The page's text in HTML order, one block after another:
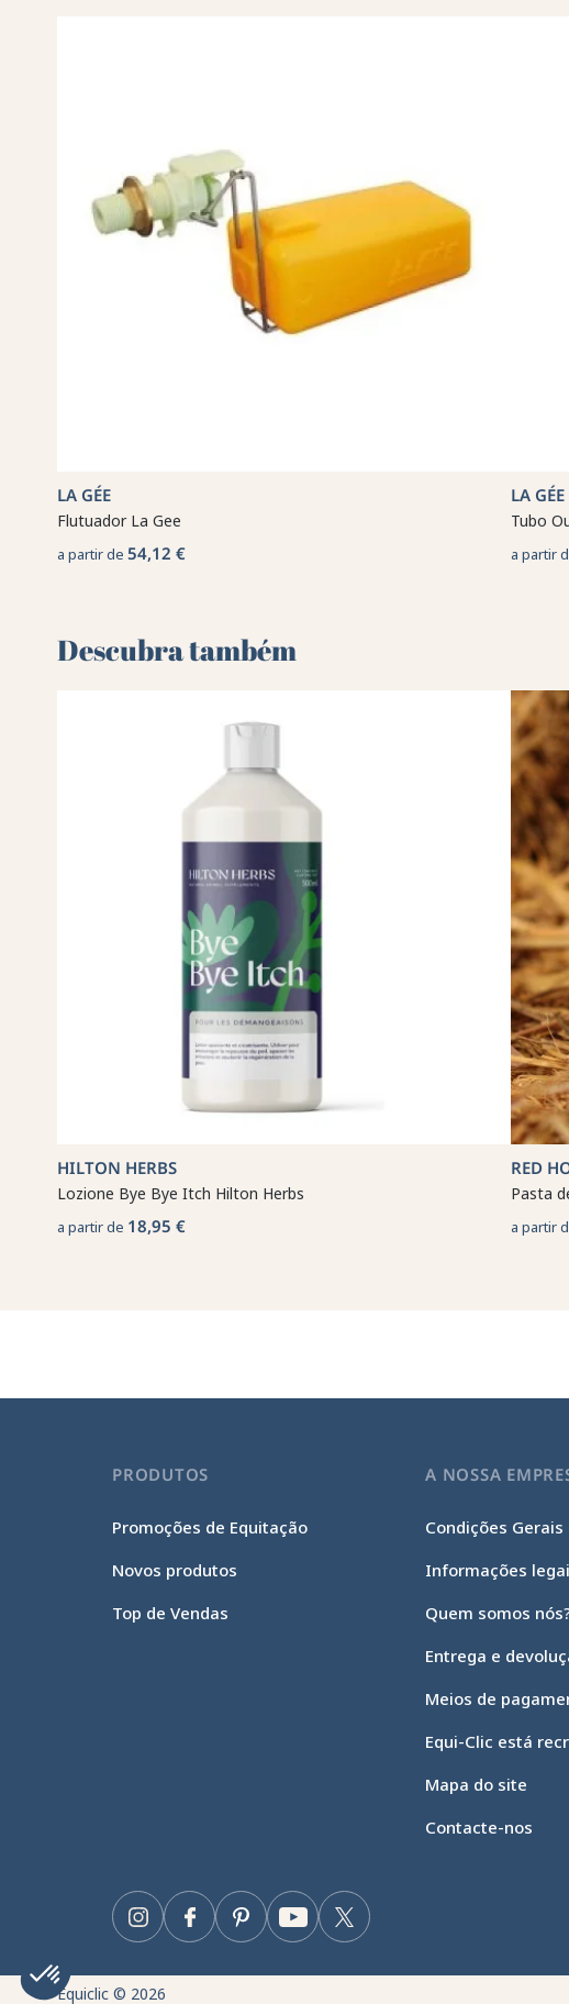
Axeptio consent
Plataforma de Gestão de Consentimento: Personalize suas opções
Nossa plataforma permite que você personalize e gerencie suas
LA GÉE
Flutuador La Gee
a partir de54,12 €
LA GÉE
Tubo
a partir
Descubra também 🌻
HILTON HERBS
Lozione Bye Bye Itch Hilton Herbs
a partir de 18,95 €
RED
Pasta
a partir
PRODUTOS
Promoções de Equitação
Novos produtos
Top de Vendas
A NOSSA
Condições Gerais
Informações
Quem somos
Entrega e
Meios de
Equi-Clic está
Mapa do site
Contacte-nos
Facebook Twitter
YouTube
Pinterest
Instagram
Equiclic © 2026